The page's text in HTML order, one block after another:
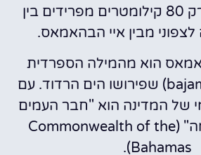
ארצות הברית. רק 80 קילומטרים מפרידים בין
לצפוני מבין איי הבהאמאס.
הוא מהמילה הספרדית
"באיאמאר" (bajamar) שפירושו הים הרדוד. עם
של המדינה הוא "חבר העמים
של איי הבהאמה" (Commonwealth of the
Bahamas).